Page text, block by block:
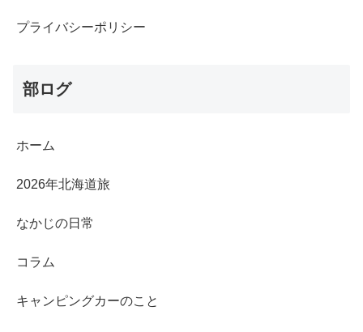
プライバシーポリシー
部ログ
ホーム
2026年北海道旅
なかじの日常
コラム
キャンピングカーのこと